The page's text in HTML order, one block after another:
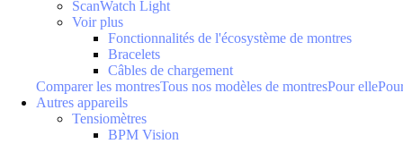
ScanWatch Light
Voir plus
Fonctionnalités de l'écosystème de montres
Bracelets
Câbles de chargement
Comparer les montresTous nos modèles de montresPour elle
Autres appareils
Tensiomètres
BPM Vision